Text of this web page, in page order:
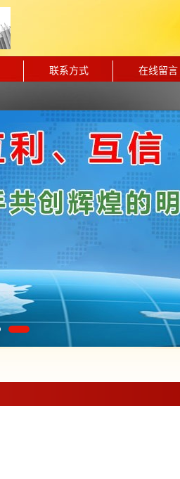
联系方式 在线留言